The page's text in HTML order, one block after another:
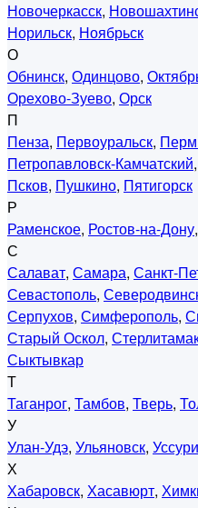
Новочеркасск,
Норильск, Ноябрьск
О
Обнинск, Одинцово,
Орехово-Зуево, Орск
П
Пенза, Первоуральск,
Петропавловск-Камчатский,
Псков, Пушкино, Пятигорск
Р
Раменское, Ростов-на-Дону,
С
Салават, Самара, Санкт-
Севастополь,
Серпухов, Симферополь,
Старый Оскол,
Сыктывкар
Т
Таганрог, Тамбов, Тверь,
У
Улан-Удэ, Ульяновск,
Х
Хабаровск, Хасавюрт,